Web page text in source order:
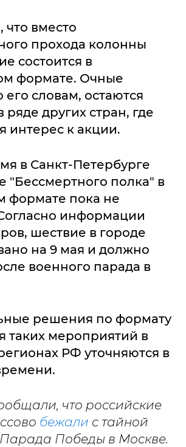
что вместо
прохода колонны
состоится в
формате. Очные
его словам, остаются
ряде других стран, где
интерес к акции.
в Санкт-Петербурге
"Бессмертного полка" в
формате пока не
информации
шествие в городе
на 9 мая и должно
военного парада в
решения по формату
таких мероприятий в
РФ уточняются в
что российские
бежали с тайной
Победы в Москве.